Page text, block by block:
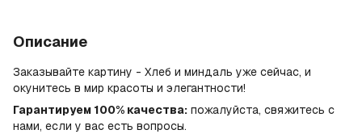
Описание
Заказывайте картину - Хлеб и миндаль уже сейчас, и
окунитесь в мир красоты и элегантности!
Гарантируем 100% качества: пожалуйста, свяжитесь с
нами, если у вас есть вопросы.